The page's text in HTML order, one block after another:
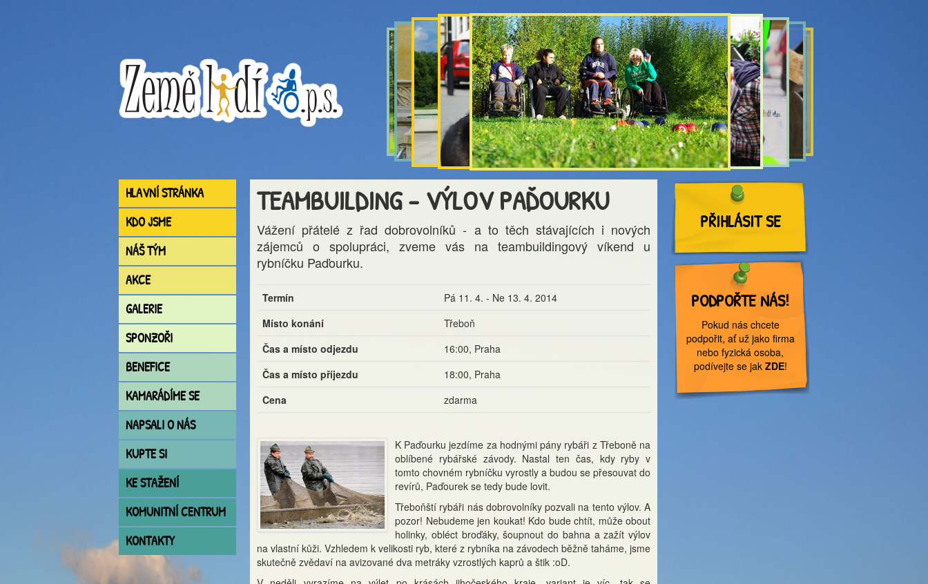
HLAVNÍ STRÁNKA
KDO JSME
NÁŠ TÝM
AKCE
GALERIE
SPONZOŘI
BENEFICE
KAMARÁDÍME SE
NAPSALI O NÁS
KUPTE SI
KE STAŽENÍ
KOMUNITNÍ CENTRUM
KONTAKTY
TEAMBUILDING - VÝLOV PAĎOURKU
Vážení přátelé z řad dobrovolníků - a to těch stávajících i nových
zájemců o spolupráci, zveme vás na teambuildingový víkend u
rybníčku Paďourku.
Termín
Pá 11. 4. - Ne 13. 4. 2014
Místo konání
Třeboň
Čas a místo odjezdu
16:00, Praha
Čas a místo příjezdu
18:00, Praha
Cena
zdarma
K Paďourku jezdíme za hodnými pány rybáři z Třeboně na
oblíbené rybářské závody. Nastal ten čas, kdy ryby v
tomto chovném rybníčku vyrostly a budou se přesouvat do
revírů, Paďourek se tedy bude lovit.
Třeboňští rybáři nás dobrovolníky pozvali na tento výlov. A
pozor! Nebudeme jen koukat! Kdo bude chtít, může obout
holinky, obléct broďáky, šoupnout do bahna a zažít výlov
na vlastní kůži. Vzhledem k velikosti ryb, které z rybníka na závodech běžně taháme, jsme
skutečně zvědaví na avizované dva metráky vzrostlých kaprů a štik :oD.
PŘIHLÁSIT SE
PODPOŘTE NÁS!
Pokud nás chcete
podpořit, ať už jako firma
nebo fyzická osoba,
podívejte se jak ZDE!